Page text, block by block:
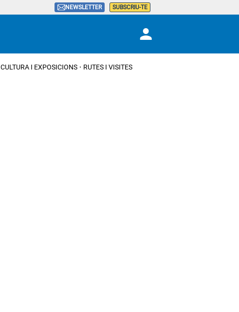
NEWSLETTER SUBSCRIU-TE
CULTURA I EXPOSICIONS RUTES I VISITES